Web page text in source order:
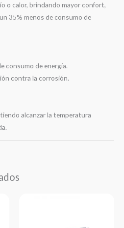
o calor, brindando mayor confort,
35% menos de consumo de
consumo de energía.
contra la corrosión.
alcanzar la temperatura